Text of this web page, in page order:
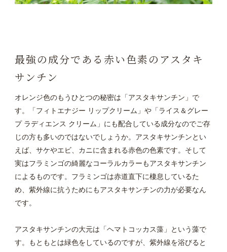
最強の成分である赤い色素のアスタキ
サンチン
オレンジ色のもうひとつの秘密は「アスタキサンチン」で
す。「フィトエナジー リップクリーム」や「ライス＆グレー
プ ラディエンス クリーム」にも配合している成分なのでご存
じの方も多いのではないでしょうか。アスタキサンチンとい
えば、サケやエビ、カニに含まれる赤色の色素です。そして
実はフラミンゴの綺麗なコーラルカラーもアスタキサンチン
によるものです。フラミンゴは赤道直下に棲息しているた
め、紫外線に抗うためにもアスタキサンチンの力が必要なん
です。
アスタキサンチンの大元は「ヘマトコッカス藻」という藻で
す。もともとは緑色をしているのですが、紫外線を浴びると